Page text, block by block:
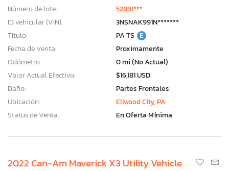
Número de lote:
52891***
ID vehicular (VIN):
3NSNAK991N*******
Título:
PA TS E
Fecha de Venta:
Proximamente
Odómetro:
0 mi (No Actual)
Valor Actual Efectivo:
$16,181 USD
Daño:
Partes Frontales
Ubicación:
Ellwood City, PA
Status de Venta:
En Oferta Mínima
2022 Can-Am Maverick X3 Utility Vehicle